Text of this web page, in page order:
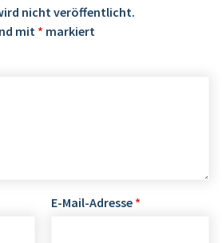
nicht veröffentlicht.
mit * markiert
E-Mail-Adresse *